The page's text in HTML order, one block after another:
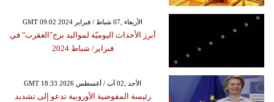
GMT 09:02 2024 الأربعاء ,07 شباط / فبراير
أبرز الأحداث اليوميّة لمواليد برج"العقرب" في
فبراير/ شباط 2024
GMT 18:33 2026 الأحد ,02 آب / أغسطس
رئيسة المفوضية الأوروبية تدعو إلى تشديد